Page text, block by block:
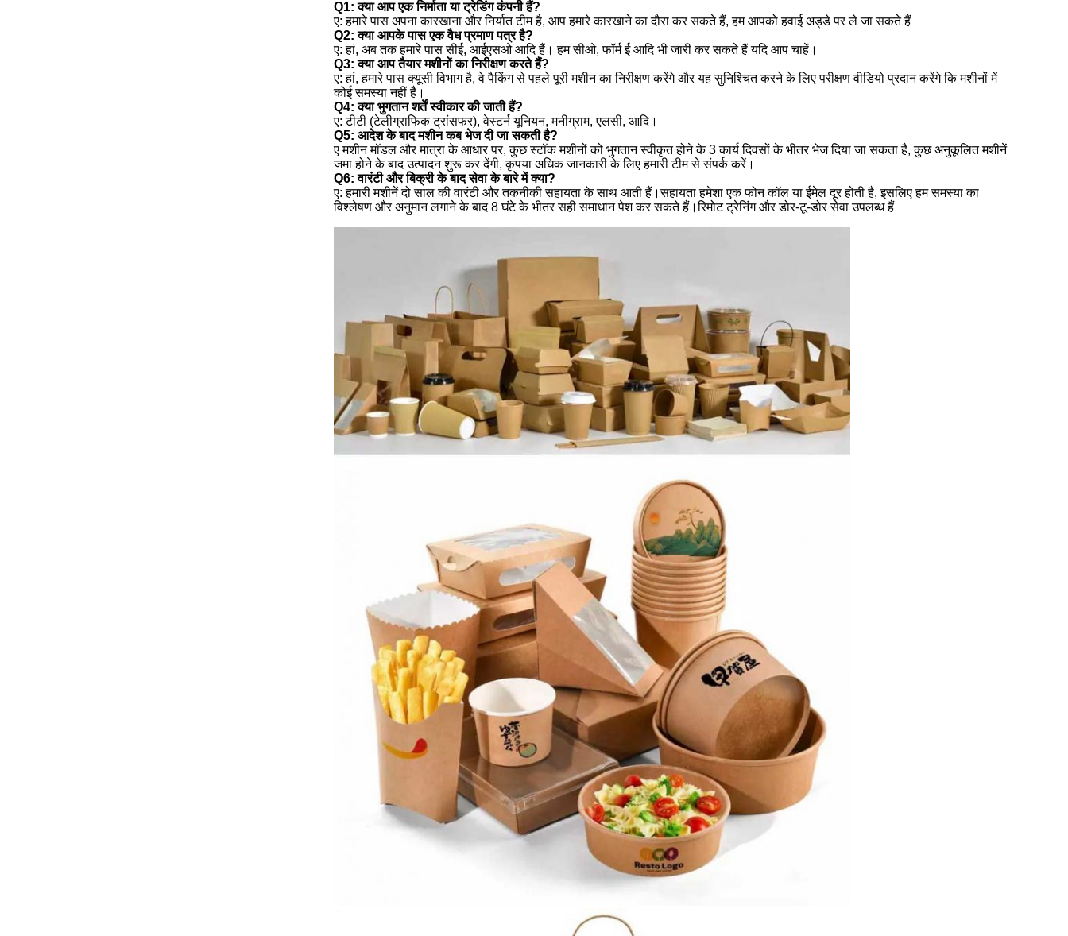
Q1: क्या आप एक निर्माता या ट्रेडिंग कंपनी हैं?
ए: हमारे पास अपना कारखाना और निर्यात टीम है, आप हमारे कारखाने का दौरा कर सकते हैं, हम आपको हवाई अड्डे पर ले जा सकते हैं
Q2: क्या आपके पास एक वैध प्रमाण पत्र है?
ए: हां, अब तक हमारे पास सीई, आईएसओ आदि हैं। हम सीओ, फॉर्म ई आदि भी जारी कर सकते हैं यदि आप चाहें।
Q3: क्या आप तैयार मशीनों का निरीक्षण करते हैं?
ए: हां, हमारे पास क्यूसी विभाग है, वे पैकिंग से पहले पूरी मशीन का निरीक्षण करेंगे और यह सुनिश्चित करने के लिए परीक्षण वीडियो प्रदान करेंगे कि मशीनों में
कोई समस्या नहीं है।
Q4: क्या भुगतान शर्तें स्वीकार की जाती हैं?
ए: टीटी (टेलीग्राफिक ट्रांसफर), वेस्टर्न यूनियन, मनीग्राम, एलसी, आदि।
Q5: आदेश के बाद मशीन कब भेज दी जा सकती है?
ए मशीन मॉडल और मात्रा के आधार पर, कुछ स्टॉक मशीनों को भुगतान स्वीकृत होने के 3 कार्य दिवसों के भीतर भेज दिया जा सकता है, कुछ अनुकूलित मशीनें
जमा होने के बाद उत्पादन शुरू कर देंगी, कृपया अधिक जानकारी के लिए हमारी टीम से संपर्क करें।
Q6: वारंटी और बिक्री के बाद सेवा के बारे में क्या?
ए: हमारी मशीनें दो साल की वारंटी और तकनीकी सहायता के साथ आती हैं।सहायता हमेशा एक फोन कॉल या ईमेल दूर होती है, इसलिए हम समस्या का
विश्लेषण और अनुमान लगाने के बाद 8 घंटे के भीतर सही समाधान पेश कर सकते हैं।रिमोट ट्रेनिंग और डोर-टू-डोर सेवा उपलब्ध हैं